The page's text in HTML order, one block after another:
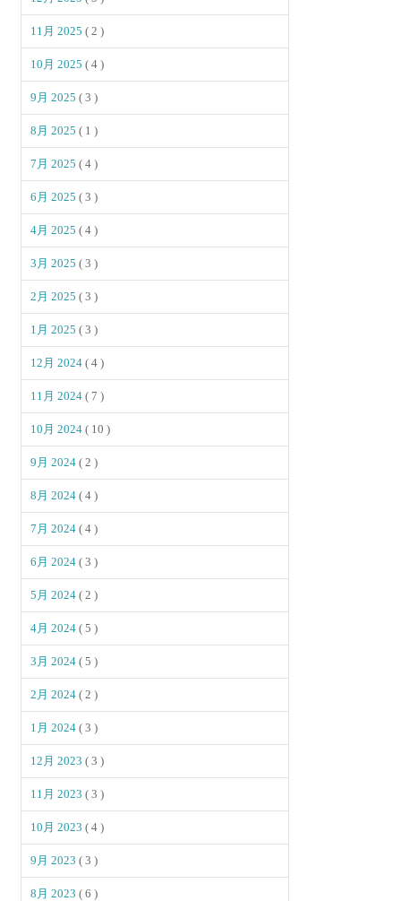
11月 2025( 2 )
10月 2025( 4 )
9月 2025( 3 )
8月 2025( 1 )
7月 2025( 4 )
6月 2025( 3 )
4月 2025( 4 )
3月 2025( 3 )
2月 2025( 3 )
1月 2025( 3 )
12月 2024( 4 )
11月 2024( 7 )
10月 2024( 10 )
9月 2024( 2 )
8月 2024( 4 )
7月 2024( 4 )
6月 2024( 3 )
5月 2024( 2 )
4月 2024( 5 )
3月 2024( 5 )
2月 2024( 2 )
1月 2024( 3 )
12月 2023( 3 )
11月 2023( 3 )
10月 2023( 4 )
9月 2023( 3 )
8月 2023( 6 )